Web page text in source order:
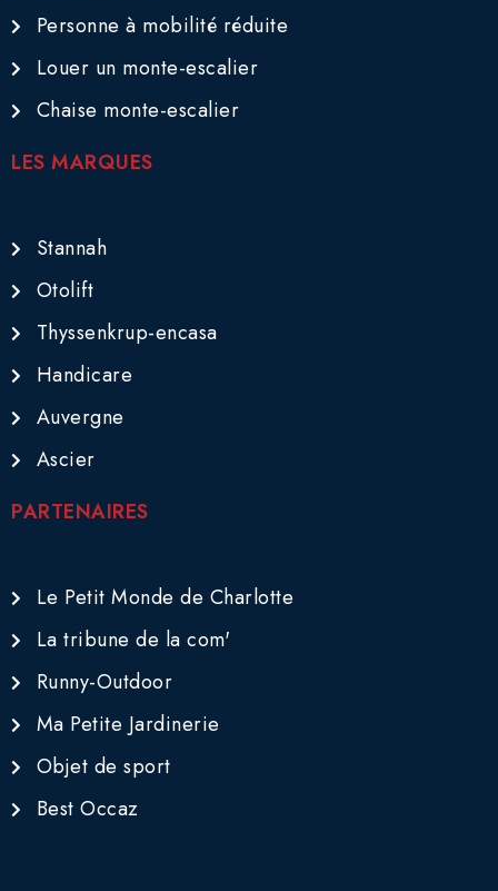
Personne à mobilité réduite
Louer un monte-escalier
Chaise monte-escalier
LES MARQUES
Stannah
Otolift
Thyssenkrup-encasa
Handicare
Auvergne
Ascier
PARTENAIRES
Le Petit Monde de Charlotte
La tribune de la com'
Runny-Outdoor
Ma Petite Jardinerie
Objet de sport
Best Occaz